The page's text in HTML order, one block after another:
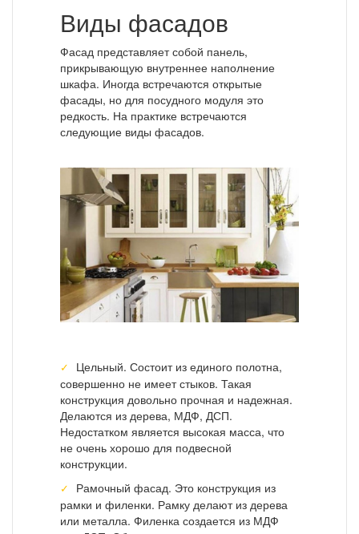
Виды фасадов
Фасад представляет собой панель,
прикрывающую внутреннее наполнение
шкафа. Иногда встречаются открытые
фасады, но для посудного модуля это
редкость. На практике встречаются
следующие виды фасадов.
Цельный. Состоит из единого полотна,
совершенно не имеет стыков. Такая
конструкция довольно прочная и надежная.
Делаются из дерева, МДФ, ДСП.
Недостатком является высокая масса, что
не очень хорошо для подвесной
конструкции.
Рамочный фасад. Это конструкция из
рамки и филенки. Рамку делают из дерева
или металла. Филенка создается из МДФ